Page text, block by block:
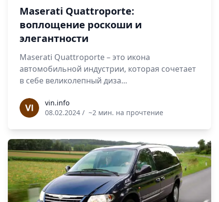
Maserati Quattroporte:
воплощение роскоши и
элегантности
Maserati Quattroporte – это икона
автомобильной индустрии, которая сочетает
в себе великолепный диза...
vin.infovin.info
08.02.2024 / ~2 мин. на прочтение